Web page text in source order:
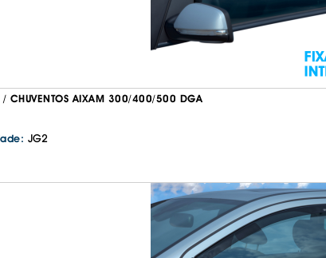
/ CHUVENTOS AIXAM 300/400/500 DGA
JG2